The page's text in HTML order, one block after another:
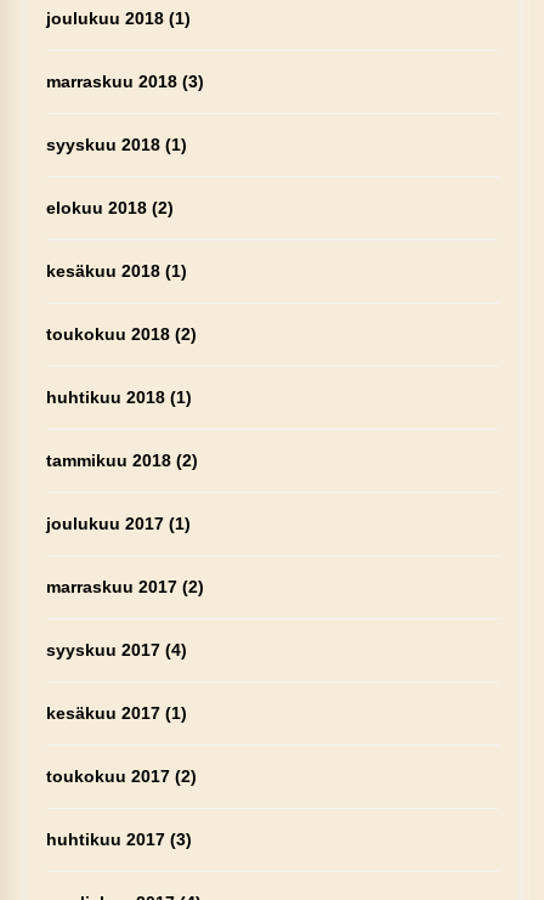
joulukuu 2018(1)
marraskuu 2018(3)
syyskuu 2018(1)
elokuu 2018(2)
kesäkuu 2018(1)
toukokuu 2018(2)
huhtikuu 2018(1)
tammikuu 2018(2)
joulukuu 2017(1)
marraskuu 2017(2)
syyskuu 2017(4)
kesäkuu 2017(1)
toukokuu 2017(2)
huhtikuu 2017(3)